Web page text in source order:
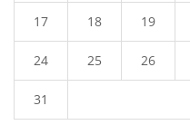
17 18 19
24 25 26
31